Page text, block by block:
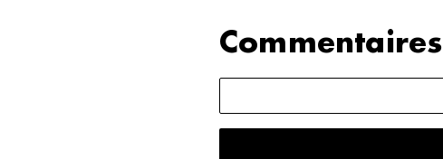
Commentaires